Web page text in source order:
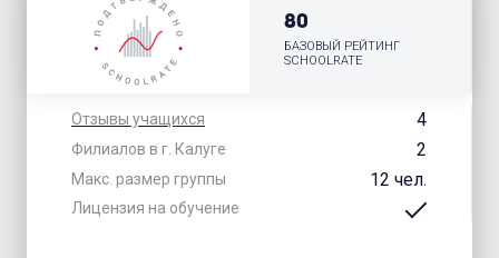
Отзывы учащихся 4
Филиалов в г. Калуге 2
Макс. размер группы 12 чел.
Лицензия на обучение
80
БАЗОВЫЙ РЕЙТИНГ
SCHOOLRATE